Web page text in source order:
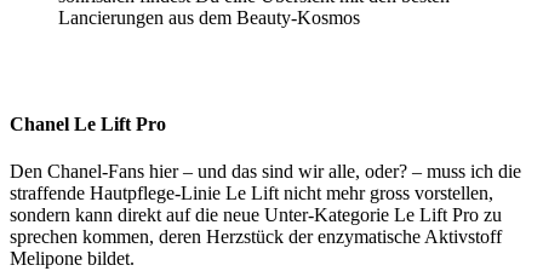
Chanel Le Lift Pro
Den Chanel-Fans hier – und das sind wir alle, oder? – muss ich die
straffende Hautpflege-Linie Le Lift nicht mehr gross vorstellen,
sondern kann direkt auf die neue Unter-Kategorie Le Lift Pro zu
sprechen kommen, deren Herzstück der enzymatische Aktivstoff
Melipone bildet.